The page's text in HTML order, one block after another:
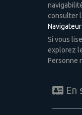
consulter
Si vous
explorez
Personne
En